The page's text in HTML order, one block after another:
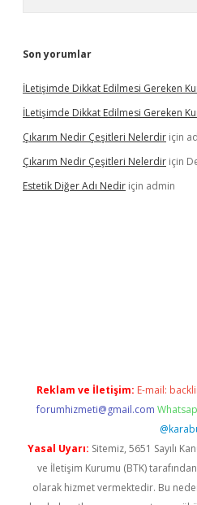
Son yorumlar
İLetişimde Dikkat Edilmesi Gereken
İLetişimde Dikkat Edilmesi Gereken
Çıkarım Nedir Çeşitleri Nelerdir için
Çıkarım Nedir Çeşitleri Nelerdir için
Estetik Diğer Adı Nedir için admin
Reklam ve İletişim: E-mail:
forumhizmeti@gmail.com
Yasal Uyarı: Sitemiz, 5651 Sayılı
ve İletişim Kurumu (BTK)
olarak hizmet vermektedir. Bu